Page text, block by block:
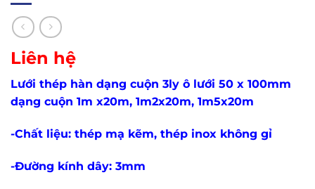
Liên hệ
Lưới thép hàn dạng cuộn 3ly ô lưới 50 x 100mm
dạng cuộn 1m x20m, 1m2x20m, 1m5x20m
-Chất liệu: thép mạ kẽm, thép inox không gỉ
-Đường kính dây: 3mm